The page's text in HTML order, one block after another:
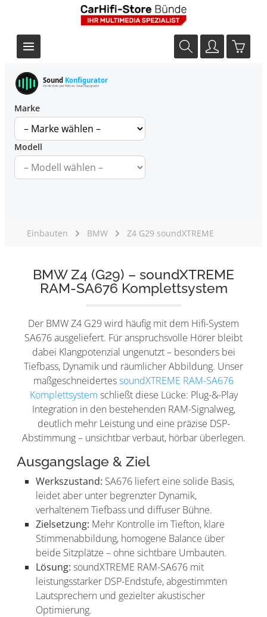
Sound Konfigurator
Finde dein perfektes Soundupgrade
Marke
Modell
Einbauten BMW Z4 G29 soundXTREME
BMW Z4 (G29) – soundXTREME
RAM-SA676 Komplettsystem
Der BMW Z4 G29 wird häufig mit dem Hifi-System
SA676 ausgeliefert. Für anspruchsvolle Hörer bleibt
dabei Klangpotenzial ungenutzt – besonders bei
Tiefbass, Dynamik und räumlicher Abbildung. Unser
maßgeschneidertessoundXTREME RAM-SA676
Komplettsystem schließt diese Lücke: Plug-&-Play
Integration in den bestehenden RAM-Signalweg,
deutlich mehr Leistung und eine präzise DSP-
Abstimmung – unsichtbar verbaut, hörbar überlegen.
Ausgangslage & Ziel
Werkszustand: SA676 liefert eine solide Basis,
leidet aber unter begrenzter Dynamik,
verhaltenem Tiefbass und diffuser Bühne.
Zielsetzung: Mehr Kontrolle im Tiefton, klare
Stimmenabbildung, homogene Balance über
beide Sitzplätze – ohne sichtbare Umbauten.
Lösung: soundXTREME RAM-SA676 mit
leistungsstarker DSP-Endstufe, abgestimmten
Lautsprechern und gezielter akustischer
Optimierung.